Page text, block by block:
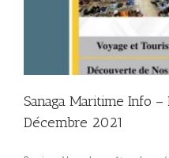
Sanaga Maritime Info
Décembre 2021